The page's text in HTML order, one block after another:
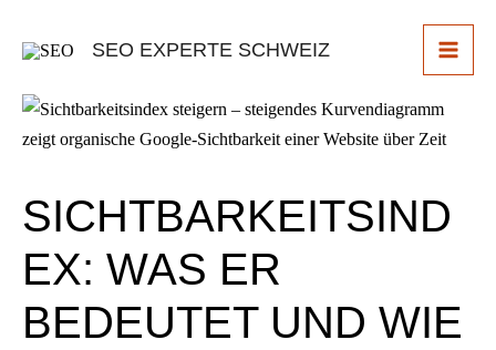
SEO EXPERTE SCHWEIZ
SICHTBARKEITSIND
EX: WAS ER
BEDEUTET UND WIE